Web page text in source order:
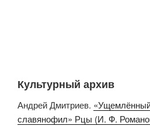
Культурный архив
Андрей Дмитриев.
славянофил» Рцы (И. Ф.